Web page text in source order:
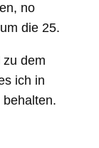
no
die 25.
dem
ich in